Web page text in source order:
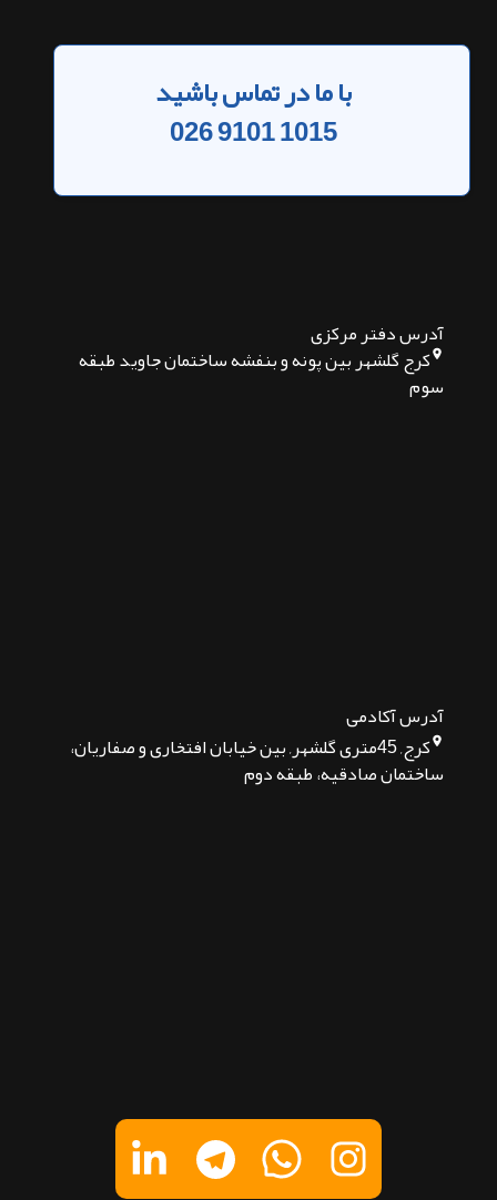
با ما در تماس باشید
026 9101 1015
آدرس دفتر مرکزی
کرج گلشهر بین پونه و بنفشه ساختمان جاوید طبقه
سوم
آدرس آکادمی
کرج, 45متری گلشهر, بین خیابان افتخاری و صفاریان،
ساختمان صادقیه، طبقه دوم
پیام در واتساپ
پیام در لینکدین